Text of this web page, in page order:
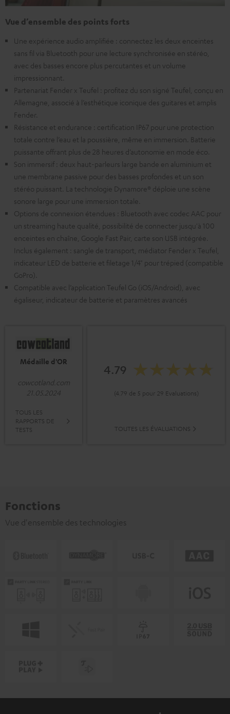
Vue d’ensemble des points forts
Une expérience audio amplifiée : connectez les deux enceintes
sans fil via Bluetooth pour une lecture synchronisée en stéréo,
avec des basses encore plus percutantes et un volume
impressionnant.
Partenariat Fender x Teufel : profitez du son signé Teufel, conçu en
Allemagne, associé à l’esthétique iconique des guitares et amplis
Fender.
Résistance et endurance : certification IP67 pour une protection
totale contre l’eau et la poussière, même en immersion. Batterie
puissante offrant plus de 28 heures d’autonomie en mode éco.
Son immersif : deux haut-parleurs large bande en aluminium et
une membrane passive pour des basses profondes et un son
stéréo puissant. La technologie Dynamore® déploie une scène
sonore large pour une immersion totale.
Options de connexion étendues : Bluetooth avec codec AAC pour
un streaming haute qualité, possibilité de connecter jusqu'à 100
enceintes en chaîne, Google Fast Pair, carte son USB intégrée.
Inclus également : sangle de transport, médiator Fender x Teufel,
indicateur LED de batterie et filetage 1/4" pour trépied (compatible
GoPro).
Compatible avec l’application Teufel Go (iOS/Android), avec
égaliseur, indicateur de batterie et paramètres avancés
Médaille d'OR
cowcotland.com
21.05.2024
TOUS LES
RAPPORTS DE
TESTS
4.79
(4.79 de 5 pour 29 Evaluations)
TOUTES LES ÉVALUATIONS
Fonctions
Vue d'ensemble des technologies